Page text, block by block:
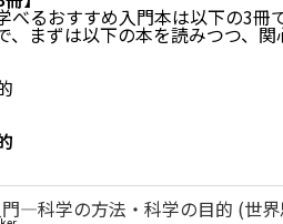
るおすすめ入門本は以下の3冊で
まずは以下の本を読みつつ、
―科学の方法・科学の目的 (世